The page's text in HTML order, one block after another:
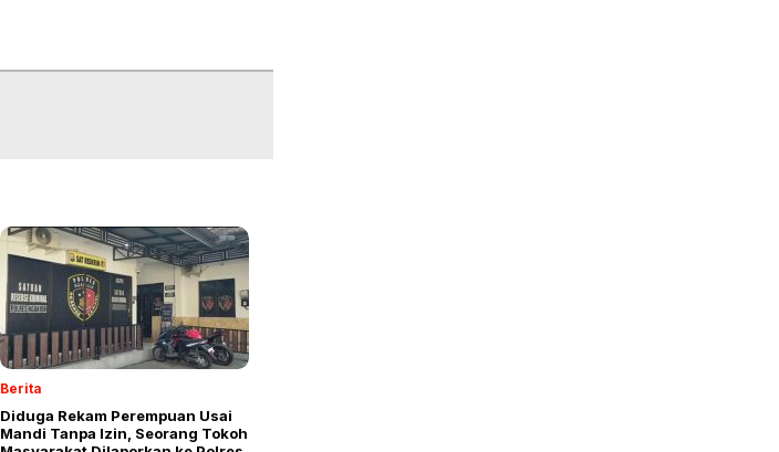
Berita
Diduga Rekam Perempuan Usai
Mandi Tanpa Izin, Seorang Tokoh